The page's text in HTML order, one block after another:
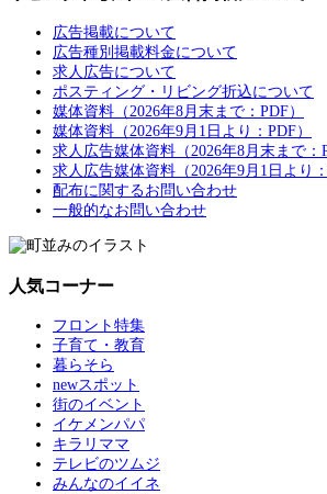
広告掲載について
広告種別掲載料金について
求人広告について
ポスティング・リビング折込について
媒体資料（2026年8月末まで：PDF）
媒体資料（2026年9月1日より：PDF）
求人広告媒体資料（2026年8月末まで：
求人広告媒体資料（2026年9月1日より：
配布に関するお問い合わせ
一般的なお問い合わせ
人気コーナー
フロント特集
子育て・教育
暮らそら
newスポット
街のイベント
イケメンパパ
キラリママ
テレビのツムジ
みんなのイイネ